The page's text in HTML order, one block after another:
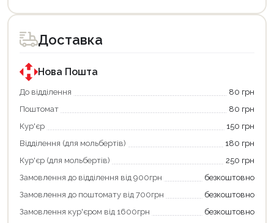
товар
для
покупки
державною
програмою
єКнига.
Використовуйте
карту
щоб
зекономити
та
отримати
додаткові
переваги!
картою
єКнига
–
товар
для
покупки
державною
програмою
«Національний
кешбек».
покупку
«Національний
кешбек»
та
отримуйте
вигідне
повернення
Економте
більше
разом
Доставка
Нова Пошта
До відділення
80 грн
Поштомат
80 грн
Кур'єр
150 грн
Відділення (для мольбертів)
180 грн
Кур'єр (для мольбертів)
250 грн
Замовлення до відділення від 900грн
безкоштовно
Замовлення до поштомату від 700грн
безкоштовно
Замовлення кур'єром від 1600грн
безкоштовно